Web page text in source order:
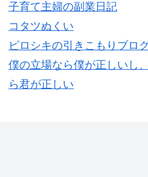
子育て主婦の副業日記
コタツぬくい
ピロシキの引きこもりブロ
僕の立場なら僕が正しいし
ら君が正しい